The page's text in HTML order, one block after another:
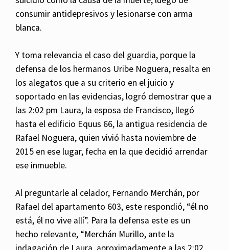
consumir antidepresivos y lesionarse con arma
blanca.
Y toma relevancia el caso del guardia, porque la
defensa de los hermanos Uribe Noguera, resalta en
los alegatos que a su criterio en el juicio y
soportado en las evidencias, logró demostrar que a
las 2:02 pm Laura, la esposa de Francisco, llegó
hasta el edificio Equus 66, la antigua residencia de
Rafael Noguera, quien vivió hasta noviembre de
2015 en ese lugar, fecha en la que decidió arrendar
ese inmueble.
Al preguntarle al celador, Fernando Merchán, por
Rafael del apartamento 603, este respondió, “él no
está, él no vive allí”. Para la defensa este es un
hecho relevante, “Merchán Murillo, ante la